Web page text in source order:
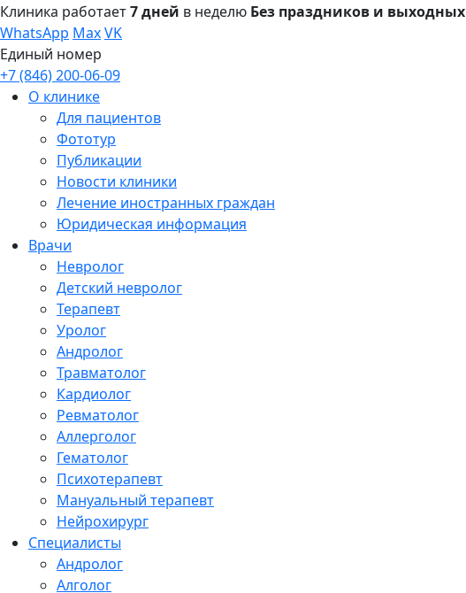
Клиника работает7 дней в неделю Без праздников и выходных
WhatsApp MaxVK
Единый номер
+7 (846) 200-06-09
О клинике
Для пациентов
Фототур
Публикации
Новости клиники
Лечение иностранных граждан
Юридическая информация
Врачи
Невролог
Детский невролог
Терапевт
Уролог
Андролог
Травматолог
Кардиолог
Ревматолог
Аллерголог
Гематолог
Психотерапевт
Мануальный терапевт
Нейрохирург
Специалисты
Андролог
Алголог